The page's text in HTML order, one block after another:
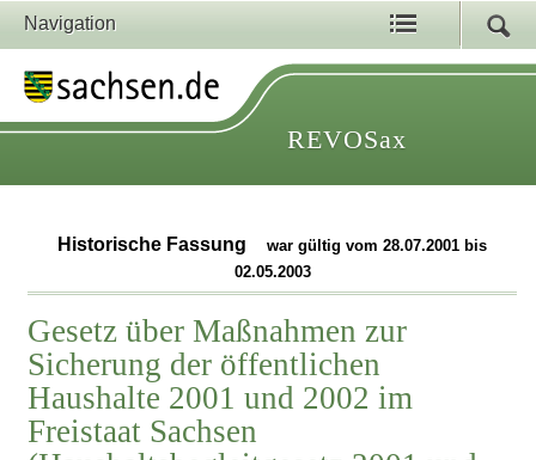
Navigation
REVOSax
Historische Fassung
war gültig vom 28.07.2001 bis
02.05.2003
Gesetz über Maßnahmen zur
Sicherung der öffentlichen
Haushalte 2001 und 2002 im
Freistaat Sachsen